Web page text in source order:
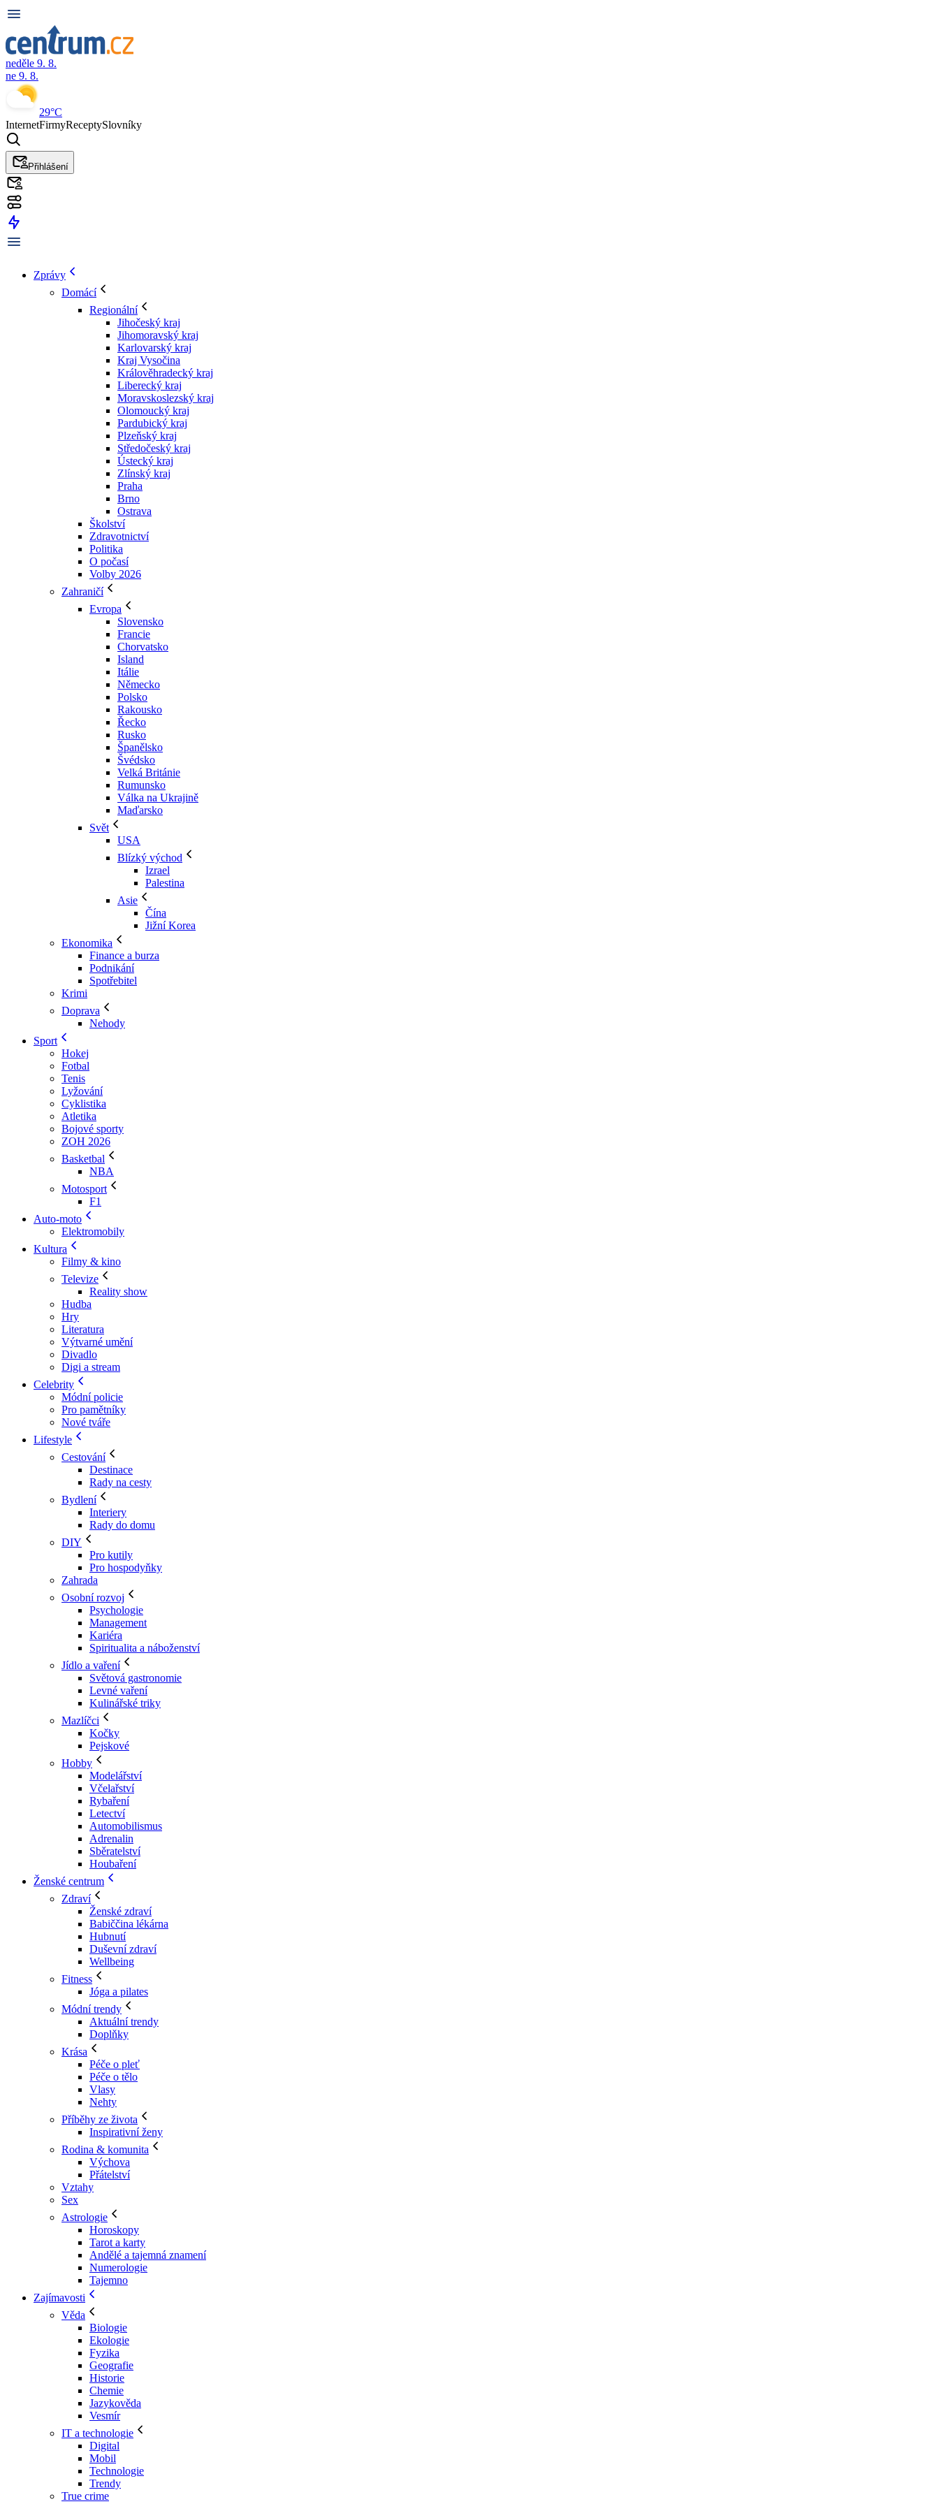
neděle 9. 8.
ne 9. 8.
29°C
InternetFirmyReceptySlovníky
Přihlášení
Zprávy
Domácí
Regionální
Jihočeský kraj
Jihomoravský kraj
Karlovarský kraj
Kraj Vysočina
Králověhradecký kraj
Liberecký kraj
Moravskoslezský kraj
Olomoucký kraj
Pardubický kraj
Plzeňský kraj
Středočeský kraj
Ústecký kraj
Zlínský kraj
Praha
Brno
Ostrava
Školství
Zdravotnictví
Politika
O počasí
Volby 2026
Zahraničí
Evropa
Slovensko
Francie
Chorvatsko
Island
Itálie
Německo
Polsko
Rakousko
Řecko
Rusko
Španělsko
Švédsko
Velká Británie
Rumunsko
Válka na Ukrajině
Maďarsko
Svět
USA
Blízký východ
Izrael
Palestina
Asie
Čína
Jižní Korea
Ekonomika
Finance a burza
Podnikání
Spotřebitel
Krimi
Doprava
Nehody
Sport
Hokej
Fotbal
Tenis
Lyžování
Cyklistika
Atletika
Bojové sporty
ZOH 2026
Basketbal
NBA
Motosport
F1
Auto-moto
Elektromobily
Kultura
Filmy & kino
Televize
Reality show
Hudba
Hry
Literatura
Výtvarné umění
Divadlo
Digi a stream
Celebrity
Módní policie
Pro pamětníky
Nové tváře
Lifestyle
Cestování
Destinace
Rady na cesty
Bydlení
Interiery
Rady do domu
DIY
Pro kutily
Pro hospodyňky
Zahrada
Osobní rozvoj
Psychologie
Management
Kariéra
Spiritualita a náboženství
Jídlo a vaření
Světová gastronomie
Levné vaření
Kulinářské triky
Mazlíčci
Kočky
Pejskové
Hobby
Modelářství
Včelařství
Rybaření
Letectví
Automobilismus
Adrenalin
Sběratelství
Houbaření
Ženské centrum
Zdraví
Ženské zdraví
Babiččina lékárna
Hubnutí
Duševní zdraví
Wellbeing
Fitness
Jóga a pilates
Módní trendy
Aktuální trendy
Doplňky
Krása
Péče o pleť
Péče o tělo
Vlasy
Nehty
Příběhy ze života
Inspirativní ženy
Rodina & komunita
Výchova
Přátelství
Vztahy
Sex
Astrologie
Horoskopy
Tarot a karty
Andělé a tajemná znamení
Numerologie
Tajemno
Zajímavosti
Věda
Biologie
Ekologie
Fyzika
Geografie
Historie
Chemie
Jazykověda
Vesmír
IT a technologie
Digital
Mobil
Technologie
Trendy
True crime